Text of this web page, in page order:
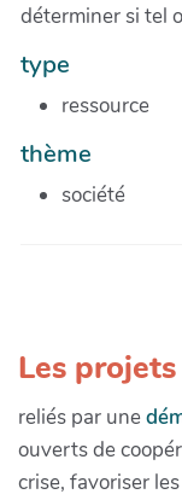
déterminer si tel
type
ressource
thème
société